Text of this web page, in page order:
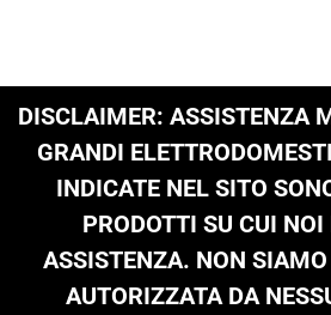
DISCLAIMER: ASSISTENZA
GRANDI
INDICATE NEL SITO
PRODOTTI SU CUI
ASSISTENZA. NON
AUTORIZZATA DA